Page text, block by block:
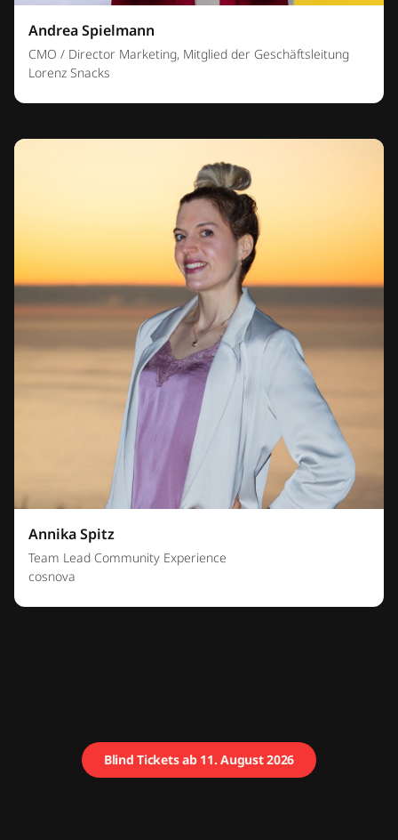
Andrea Spielmann
CMO / Director Marketing, Mitglied der Geschäftsleitung
Lorenz Snacks
Annika Spitz
Team Lead Community Experience
cosnova
Blind Tickets ab 11. August 2026